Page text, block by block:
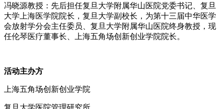
冯晓源教授：先后担任复旦大学附属华山医院党委书记、复旦
大学上海医学院院长，复旦大学副校长，为第十三届中华医学
会放射学分会主任委员、复旦大学附属华山医院终身教授，现
任伦琴医疗董事长、上海五角场创新创业学院院长。
活动主办方
上海五角场创新创业学院